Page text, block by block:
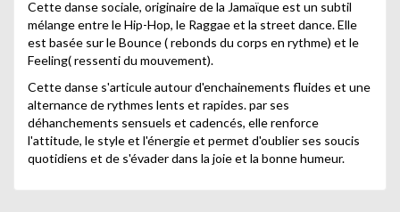
Cette danse sociale, originaire de la Jamaïque est un subtil
mélange entre le Hip-Hop, le Raggae et la street dance. Elle
est basée sur le Bounce ( rebonds du corps en rythme) et le
Feeling( ressenti du mouvement).
Cette danse s'articule autour d'enchainements fluides et une
alternance de rythmes lents et rapides. par ses
déhanchements sensuels et cadencés, elle renforce
l'attitude, le style et l'énergie et permet d'oublier ses soucis
quotidiens et de s'évader dans la joie et la bonne humeur.